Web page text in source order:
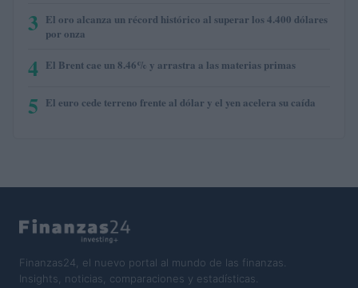
3 El oro alcanza un récord histórico al superar los 4.400 dólares
por onza
4 El Brent cae un 8.46% y arrastra a las materias primas
5 El euro cede terreno frente al dólar y el yen acelera su caída
Finanzas24, el nuevo portal al mundo de las finanzas.
Insights, noticias, comparaciones y estadísticas.